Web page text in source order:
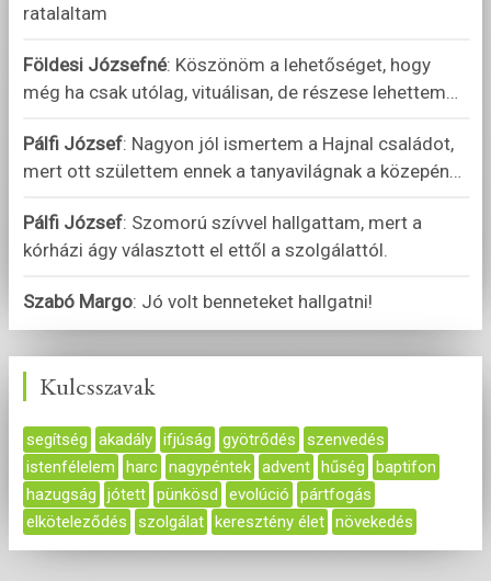
ratalaltam
Földesi Józsefné: Köszönöm a lehetőséget, hogy
még ha csak utólag, vituálisan, de részese lehettem…
Pálfi József: Nagyon jól ismertem a Hajnal családot,
mert ott születtem ennek a tanyavilágnak a közepén…
Pálfi József: Szomorú szívvel hallgattam, mert a
kórházi ágy választott el ettől a szolgálattól.
Szabó Margo: Jó volt benneteket hallgatni!
Kulcsszavak
segítség akadály ifjúság gyötrődés
szenvedés
istenfélelem
harc nagypéntek advent hűség
baptifon
hazugság
jótett pünkösd evolúció
pártfogás
elköteleződés
szolgálat keresztény élet növekedés